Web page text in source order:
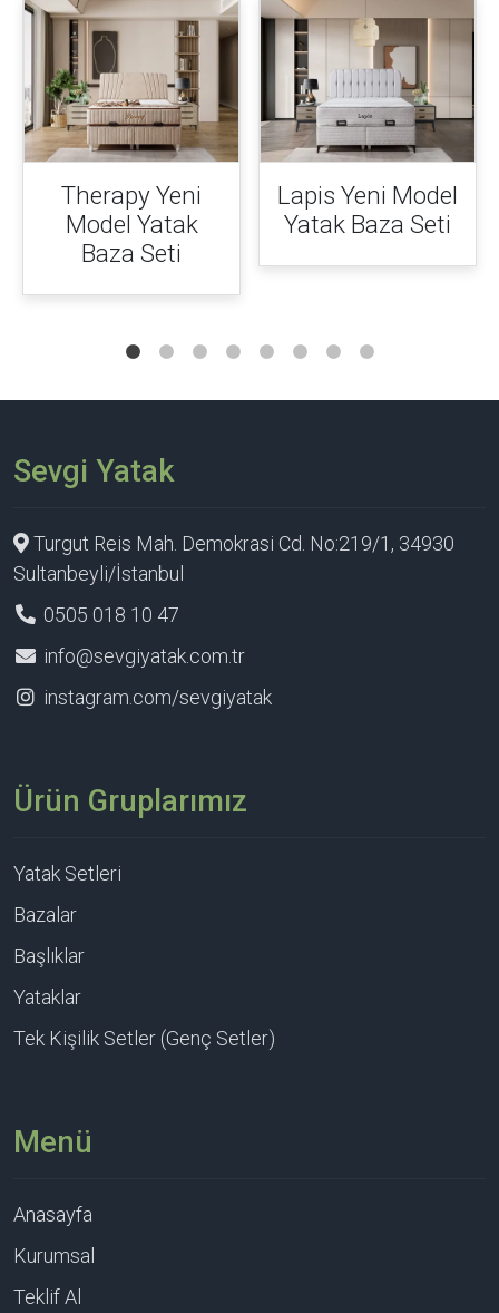
Therapy Yeni
Model Yatak
Baza Seti
Lapis Yeni Model
Yatak Baza Seti
Sevgi Yatak
Turgut Reis Mah. Demokrasi Cd. No:219/1, 34930
Sultanbeyli/İstanbul
0505 018 10 47
info@sevgiyatak.com.tr
instagram.com/sevgiyatak
Ürün Gruplarımız
Yatak Setleri
Bazalar
Başlıklar
Yataklar
Tek Kişilik Setler (Genç Setler)
Menü
Anasayfa
Kurumsal
Teklif Al